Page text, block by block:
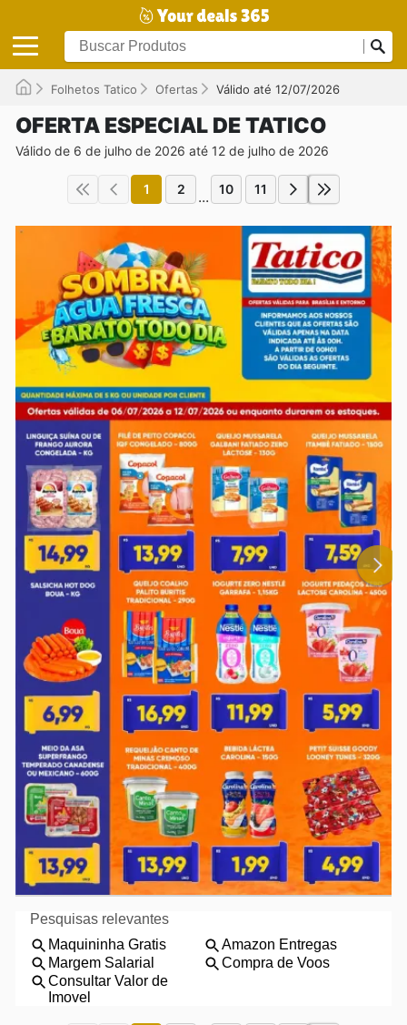
Folhetos Tatico Ofertas Válido até 12/07/2026
OFERTA ESPECIAL DE TATICO
Válido de 6 de julho de 2026 até 12 de julho de 2026
1 2 ... 10 11